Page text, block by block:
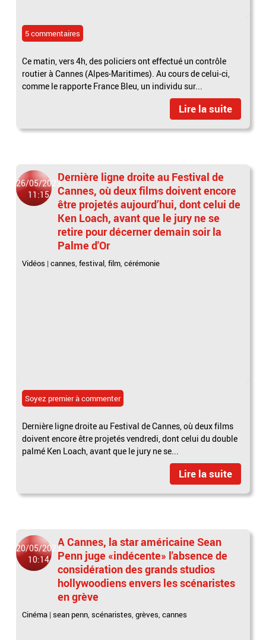
5 commentaires
Ce matin, vers 4h, des policiers ont effectué un contrôle
routier à Cannes (Alpes-Maritimes). Au cours de celui-ci,
comme le rapporte France Bleu, un individu sur...
Lire la suite
26/05/2023
11:15
Dernière ligne droite au Festival de
Cannes, où deux films doivent encore
être projetés aujourd’hui, dont celui de
Ken Loach, avant que le jury ne se
retire pour décerner demain soir la
Palme d'Or
Vidéos |cannes,festival,film,cérémonie
Soyez premier à commenter
Dernière ligne droite au Festival de Cannes, où deux films
doivent encore être projetés vendredi, dont celui du double
palmé Ken Loach, avant que le jury ne se...
Lire la suite
20/05/2023
10:14
A Cannes, la star américaine Sean
Penn juge «indécente» l'absence de
considération des grands studios
hollywoodiens envers les scénaristes
en grève
Cinéma |sean penn ,scénaristes ,grèves ,cannes